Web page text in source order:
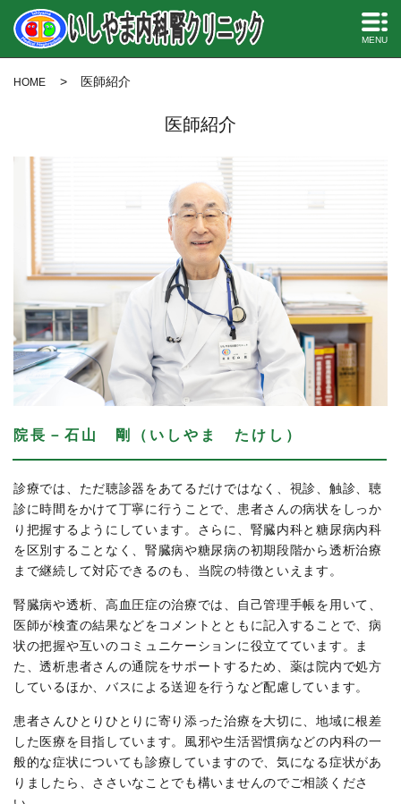
MENU
HOME 医師紹介
医師紹介
院長－石山 剛（いしやま たけし）
診療では、ただ聴診器をあてるだけではなく、視診、触診、聴
診に時間をかけて丁寧に行うことで、患者さんの病状をしっか
り把握するようにしています。さらに、腎臓内科と糖尿病内科
を区別することなく、腎臓病や糖尿病の初期段階から透析治療
まで継続して対応できるのも、当院の特徴といえます。
腎臓病や透析、高血圧症の治療では、自己管理手帳を用いて、
医師が検査の結果などをコメントとともに記入することで、病
状の把握や互いのコミュニケーションに役立てています。ま
た、透析患者さんの通院をサポートするため、薬は院内で処方
しているほか、バスによる送迎を行うなど配慮しています。
患者さんひとりひとりに寄り添った治療を大切に、地域に根差
した医療を目指しています。風邪や生活習慣病などの内科の一
般的な症状についても診療していますので、気になる症状があ
りましたら、ささいなことでも構いませんのでご相談くださ